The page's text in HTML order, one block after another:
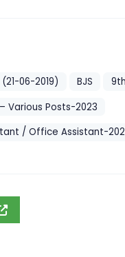
(21-06-2019) BJS
Various Posts-2023
/ Office Assistant-